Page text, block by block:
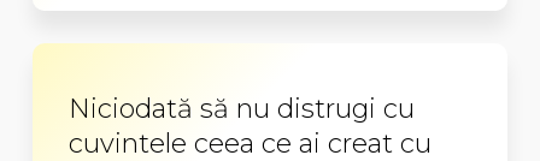
Niciodată să nu distrugi cu
cuvintele ceea ce ai creat cu